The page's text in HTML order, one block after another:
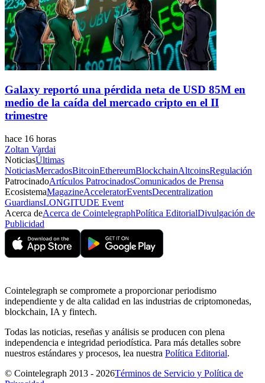
Galaxy reportó una pérdida neta de USD 85M en
medio de la caída del mercado cripto en el II
trimestre
hace 16 horas
Zoltan Vardai
NoticiasÚltimas
NoticiasMercadosBitcoinEthereumBlockchainAltcoinsRegulación
PatrocinadoArtículos PatrocinadosComunicados de Prensa
EcosistemaMagazineAcceleratorEventsDecentralization
GuardiansLONGITUDE Event
Acerca deAcerca de CointelegraphPolítica EditorialDivulgación de
Publicidad
Cointelegraph se compromete a proporcionar periodismo
independiente y de alta calidad en las industrias de criptomonedas,
blockchain, IA y fintech.
Todas las noticias, reseñas y análisis se producen con plena
independencia e integridad periodística. Para más detalles sobre
nuestros estándares y procesos, lea nuestra Política Editorial.
© Cointelegraph 2013 - 2026Términos de Servicio y Política de